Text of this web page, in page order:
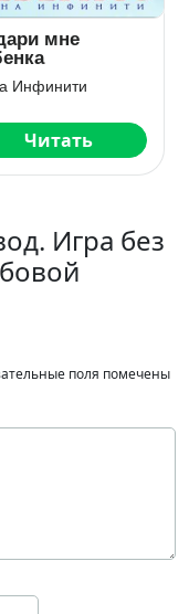
мне
Инфинити
Читать
Игра без
поля помечены